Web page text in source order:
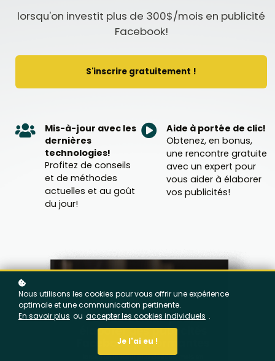
lorsqu'on investit plus de 300$/mois en publicité
Facebook!
S'inscrire gratuitement !
Mis-à-jour avec les
dernières
technologies!
Profitez de conseils
et de méthodes
actuelles et au goût
du jour!
Aide à portée de clic!
Obtenez, en bonus,
une rencontre gratuite
avec un expert pour
vous aider à élaborer
vos publicités!
Nous utilisons les cookies pour vous offrir une expérience
optimale et une communication pertinente.
En savoir plus ou accepter les cookies individuels .
Je l'ai eu !